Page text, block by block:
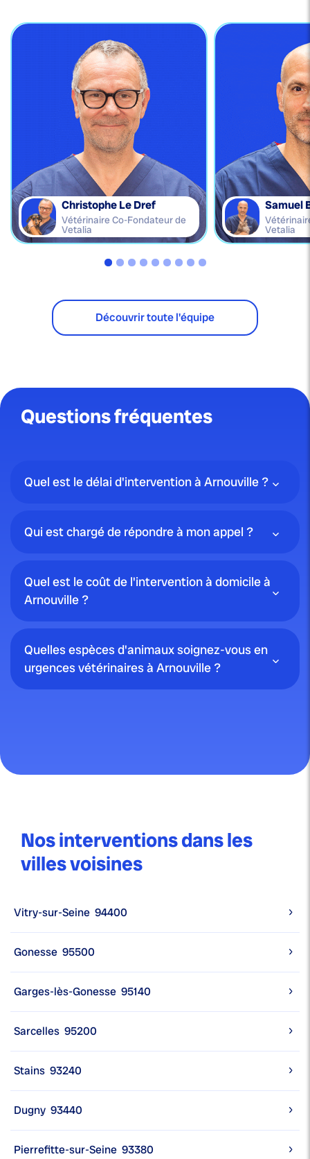
Christophe Le Dref
Vétérinaire Co-Fondateur de
Vetalia
Samuel
Vetalia
Découvrir toute l'équipe
Questions fréquentes
Quel est le délai d'intervention à Arnouville ?
Qui est chargé de répondre à mon appel ?
Quel est le coût de l'intervention à domicile à
Arnouville ?
Quelles espèces d'animaux soignez-vous en
urgences vétérinaires à Arnouville ?
Nos interventions dans les
villes voisines
Vitry-sur-Seine 94400
Gonesse 95500
Garges-lès-Gonesse 95140
Sarcelles 95200
Stains 93240
Dugny 93440
Pierrefitte-sur-Seine 93380